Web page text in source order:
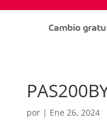
Cambio
por | Ene 26, 2024